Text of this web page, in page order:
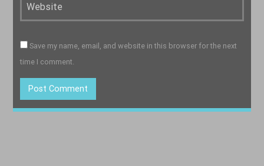
Save my name, email, and website in this browser for the next
time I comment.